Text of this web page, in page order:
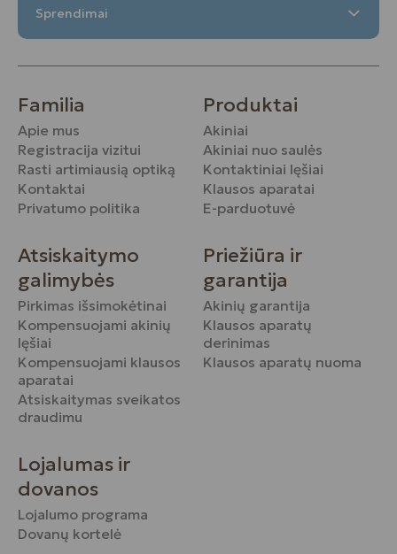
Sprendimai
Familia
Apie mus
Registracija vizitui
Rasti artimiausią optiką
Kontaktai
Privatumo politika
Produktai
Akiniai
Akiniai nuo saulės
Kontaktiniai lęšiai
Klausos aparatai
E-parduotuvė
Atsiskaitymo
galimybės
Pirkimas išsimokėtinai
Kompensuojami akinių
lęšiai
Kompensuojami klausos
aparatai
Atsiskaitymas sveikatos
draudimu
Priežiūra ir
garantija
Akinių garantija
Klausos aparatų
derinimas
Klausos aparatų nuoma
Lojalumas ir
dovanos
Lojalumo programa
Dovanų kortelė